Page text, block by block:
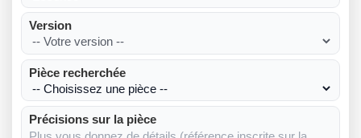
Version
Pièce recherchée
Précisions sur la pièce